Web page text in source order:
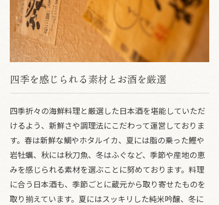
四季を感じられる素材とお酒を厳選
四季折々の海鮮料理と厳選した日本酒を堪能していただ
けるよう、新鮮さや調理法にこだわって運営しておりま
す。春は新鮮な鯛やホタルイカ、夏には脂の乗った鰹や
岩牡蠣、秋には秋刀魚、冬はふぐなど、季節や産地の恵
みを感じられる素材を選ぶことに努めております。料理
に合う日本酒も、季節ごとに蔵元から取り寄せたものを
取り揃えています。夏にはスッキリした純米吟醸、冬に